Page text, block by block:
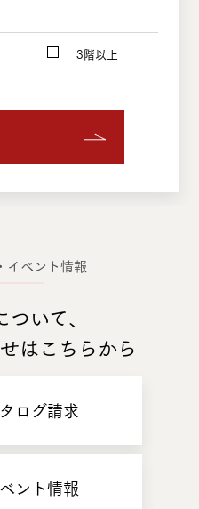
3階以上
イベント情報
いて、
はこちらから
ログ請求
ント情報